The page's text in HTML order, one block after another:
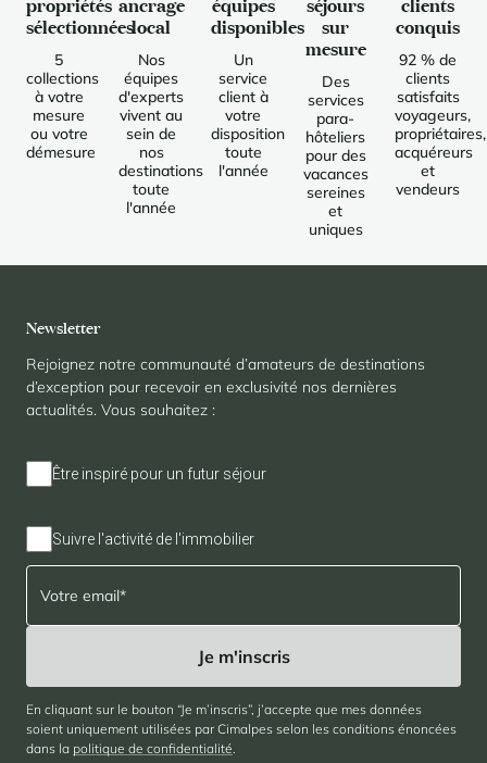
propriétés
sélectionnées
5
collections
à votre
mesure
ou votre
démesure
ancrage
local
Nos
équipes
d'experts
vivent au
sein de
nos
destinations
toute
l'année
équipes
disponibles
Un
service
client à
votre
disposition
toute
l'année
séjours
sur
mesure
Des
services
para-
hôteliers
pour des
vacances
sereines
et
uniques
clients
conquis
92 % de
clients
satisfaits
voyageurs,
propriétaires,
acquéreurs
et
vendeurs
Newsletter
Rejoignez notre communauté d’amateurs de destinations
d’exception pour recevoir en exclusivité nos dernières
actualités. Vous souhaitez :
Être inspiré pour un futur séjour
Suivre l'activité de l'immobilier
En cliquant sur le bouton “Je m’inscris”, j’accepte que mes données
soient uniquement utilisées par Cimalpes selon les conditions énoncées
dans la politique de confidentialité.